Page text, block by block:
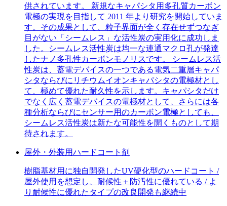
供されています。 新規なキャパシタ用多孔質カーボン
電極の実現を目指して 2011 年より研究を開始していま
す。その成果として、粒子界面が全く存在せずつなぎ
目がない「シームレス」な活性炭の実用化に成功しま
した。シームレス活性炭は均一な連通マクロ孔が発達
したナノ多孔性カーボンモノリスです。 シームレス活
性炭は、蓄電デバイスの一つである電気二重層キャパ
シタならびにリチウムイオンキャパシタの電極材とし
て、極めて優れた耐久性を示します。キャパシタだけ
でなく広く蓄電デバイスの電極材として、さらには各
種分析ならびにセンサー用のカーボン電極としても、
シームレス活性炭は新たな可能性を開くものとして期
待されます。
屋外・外装用ハードコート剤
樹脂基材用に独自開発したUV硬化型のハードコート /
屋外使用を想定し、耐候性＋防汚性に優れている / よ
り耐候性に優れたタイプの改良開発も継続中